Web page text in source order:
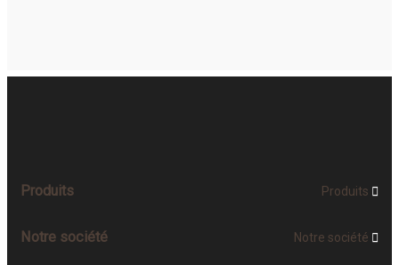
Produits Produits 
Notre société Notre société 